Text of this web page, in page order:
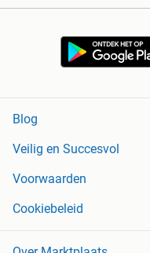
Blog
Veilig en Succesvol
Voorwaarden
Cookiebeleid